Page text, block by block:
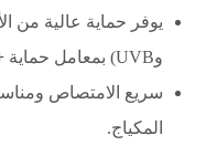
وUVB) بمعامل حماية
سريع الامتصاص
المكياج.